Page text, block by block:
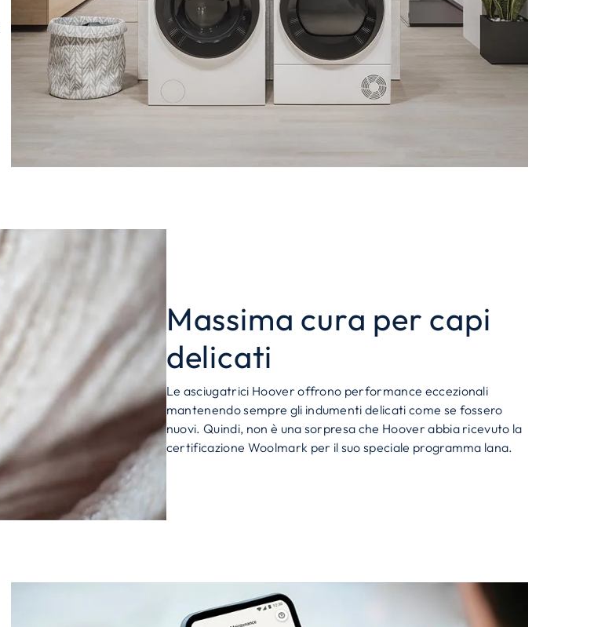
Massima cura per capi
delicati
Le asciugatrici Hoover offrono performance eccezionali
mantenendo sempre gli indumenti delicati come se fossero
nuovi. Quindi, non è una sorpresa che Hoover abbia ricevuto la
certificazione Woolmark per il suo speciale programma lana.